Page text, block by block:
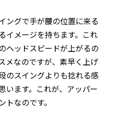
ングで手が腰の位置に来る
イメージを持ちます。これ
ヘッドスピードが上がるの
メなのですが、素早く上げ
のスイングよりも捻れる感
います。これが、アッパー
なのです。